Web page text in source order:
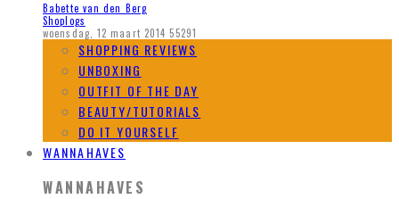
Babette van den Berg
Shoplogs
woensdag, 12 maart 2014 55291
SHOPPING REVIEWS
UNBOXING
OUTFIT OF THE DAY
BEAUTY/TUTORIALS
DO IT YOURSELF
WANNAHAVES
WANNAHAVES